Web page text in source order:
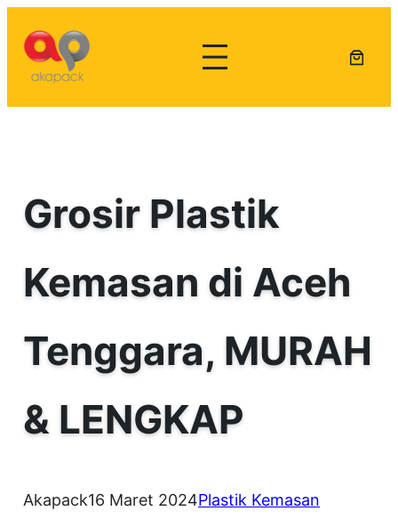
konten
Grosir Plastik
Kemasan di Aceh
Tenggara, MURAH
& LENGKAP
Akapack16 Maret 2024Plastik Kemasan